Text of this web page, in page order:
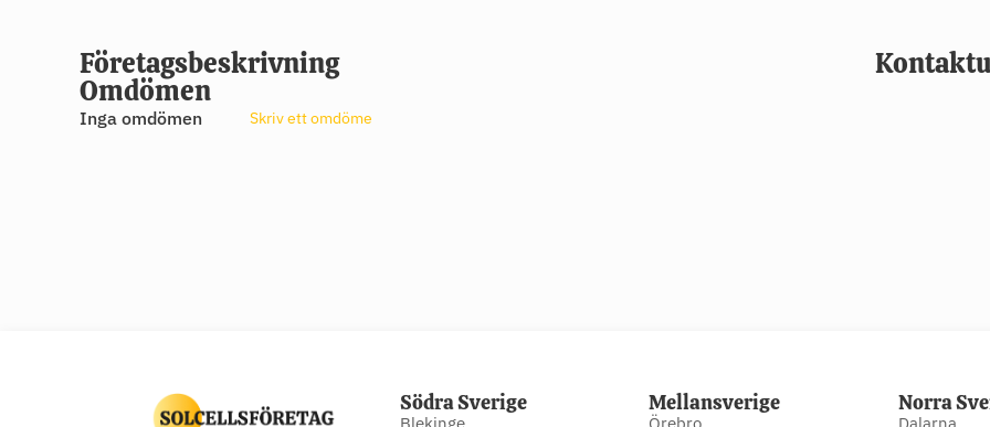
Företagsbeskrivning
Omdömen
Inga omdömen Skriv ett omdöme
Södra Sverige Mellansverige Norra